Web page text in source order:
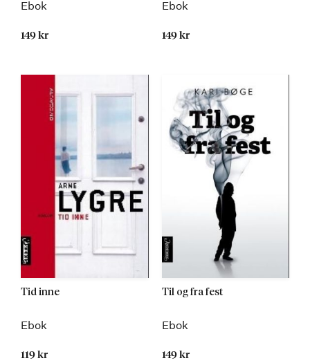
Ebok
149 kr
Ebok
149 kr
Tid inne
Ebok
119 kr
Til og fra fest
Ebok
149 kr